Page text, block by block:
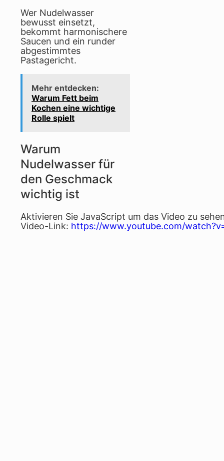
Wer Nudelwasser
bewusst einsetzt,
bekommt harmonischere
Saucen und ein runder
abgestimmtes
Pastagericht.
Mehr entdecken:
Warum Fett beim
Kochen eine wichtige
Rolle spielt
Warum
Nudelwasser für
den Geschmack
wichtig ist
Aktivieren Sie JavaScript um das Video zu
Video-Link: https://www.youtube.com/